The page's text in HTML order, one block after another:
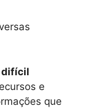
difícil
e
que